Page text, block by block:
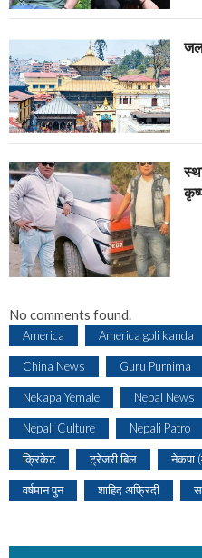
No comments found.
America America goli kanda
China News Guru Purnima
Nekapa Yemale Nepal News
Nepali Culture Nepali Patro
क्रिकेट ट्रेजरी बिल नेकपा
वर्षमान पुन शाहिद अफ्रिदी